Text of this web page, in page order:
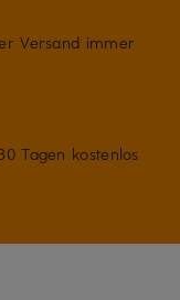
Versand immer
Tagen kostenlos